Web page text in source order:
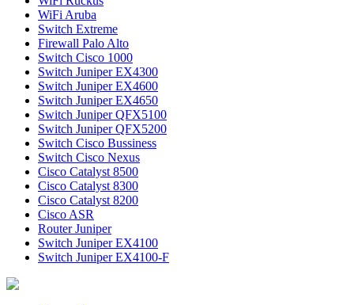
WiFi Aruba
Switch Extreme
Firewall Palo Alto
Switch Cisco 1000
Switch Juniper EX4300
Switch Juniper EX4600
Switch Juniper EX4650
Switch Juniper QFX5100
Switch Juniper QFX5200
Switch Cisco Bussiness
Switch Cisco Nexus
Cisco Catalyst 8500
Cisco Catalyst 8300
Cisco Catalyst 8200
Cisco ASR
Router Juniper
Switch Juniper EX4100
Switch Juniper EX4100-F